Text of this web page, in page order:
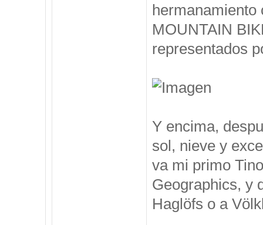
hermanamiento
MOUNTAIN
representados
Y encima,
sol, nieve y
va mi primo
Geographics, y
Haglöfs o a